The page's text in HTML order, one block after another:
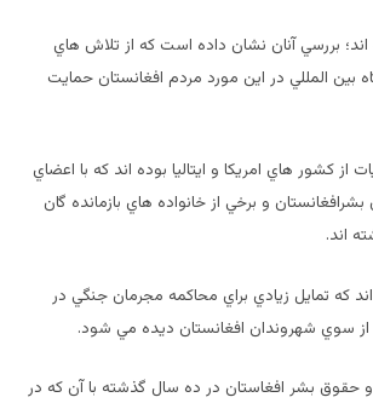
بررسي آنان نشان داده است كه از تلاش هاي
بين المللي در اين مورد مردم افغانستان حمايت
كشور هاي امريكا و ايتاليا بوده اند كه با اعضاي
و برخي از خانواده هاي بازمانده گان
اند.
كه تمايل زيادي براي محاكمه مجرمان جنگي در
از سوي شهروندان افغانستان ديده مي شود.
حقوق بشر افغاستان در ده سال گذشته با آن كه در